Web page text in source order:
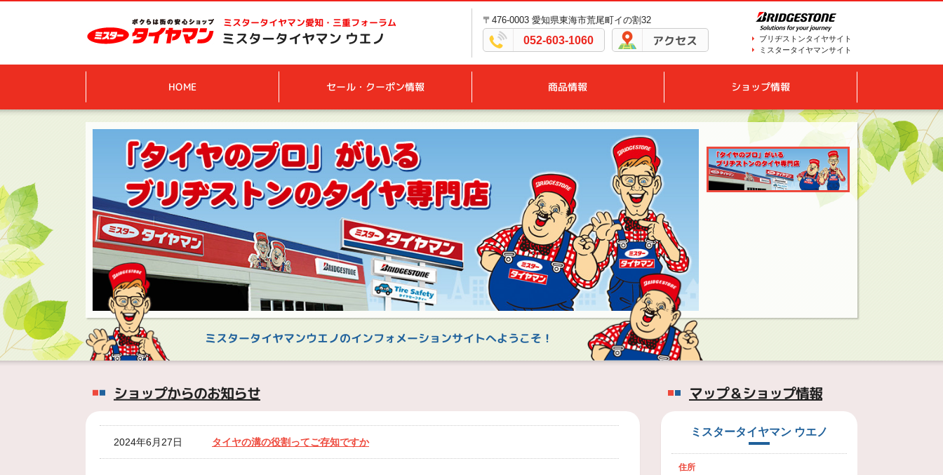
ミスタータイヤマン愛知・三重フォーラム
ミスタータイヤマン ウエノ
〒476-0003 愛知県東海市荒尾町イの割32
052-603-1060 アクセス
ブリヂストンタイヤサイト
ミスタータイヤマンサイト
HOME セール・クーポン情報 商品情報 ショップ情報
ミスタータイヤマンウエノのインフォメーションサイトへようこそ！
ショップからのお知らせ
2024年6月27日 タイヤの溝の役割ってご存知ですか
マップ＆ショップ情報
ミスタータイヤマン ウエノ
住所